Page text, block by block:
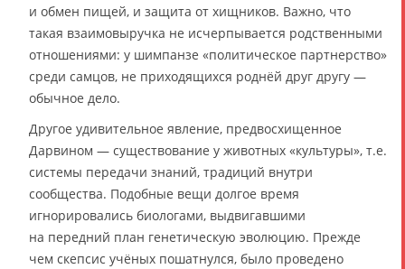
и обмен пищей, и защита от хищников. Важно, что
такая взаимовыручка не исчерпывается родственными
отношениями: у шимпанзе «политическое партнерство»
среди самцов, не приходящихся роднёй друг другу —
обычное дело.
Другое удивительное явление, предвосхищенное
Дарвином — существование у животных «культуры», т.е.
системы передачи знаний, традиций внутри
сообщества. Подобные вещи долгое время
игнорировались биологами, выдвигавшими
на передний план генетическую эволюцию. Прежде
чем скепсис учёных пошатнулся, было проведено